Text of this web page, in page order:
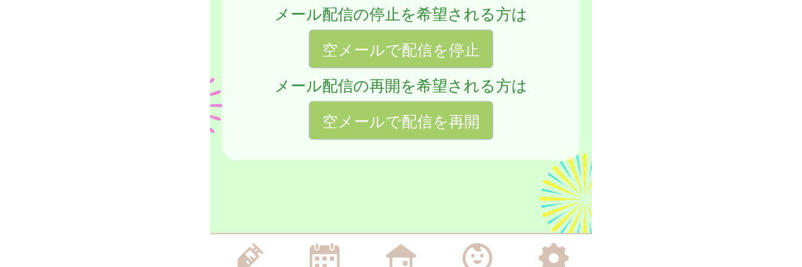
メール配信の停止を希望される方は
空メールで配信を停止
メール配信の再開を希望される方は
空メールで配信を再開